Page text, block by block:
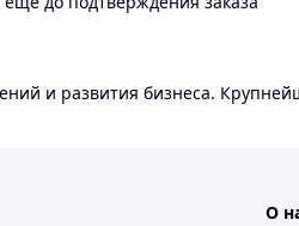
и развития бизнеса.
О